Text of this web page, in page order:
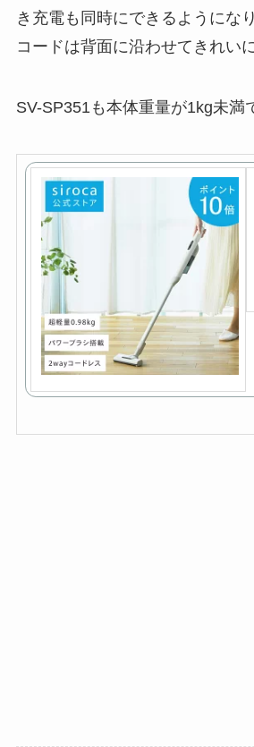
き充電も同時にできるようにな
コードは背面に沿わせてきれい
SV-SP351も本体重量が1kg未満